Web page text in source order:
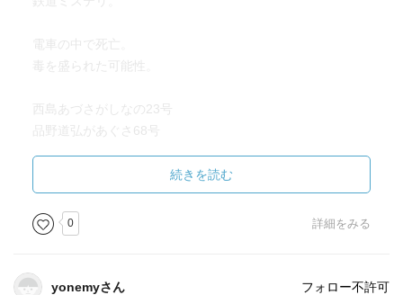
電車の中で死亡。
毒を盛られた可能性。
西島あづさがしなの23号
品野道弘があぐさ68号
心中？
実は、夫の心中相手は妻。
続きを読む
0 詳細をみる
yonemyさん フォロー不許可